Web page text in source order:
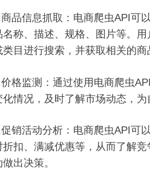
信息抓取：电商爬虫API可以
名称、描述、规格、图片等。
目进行搜索，并获取相关的商
监测：通过使用电商爬虫API
化情况，及时了解市场动态，
活动分析：电商爬虫API可以
折扣、满减优惠等，从而了解
出决策。